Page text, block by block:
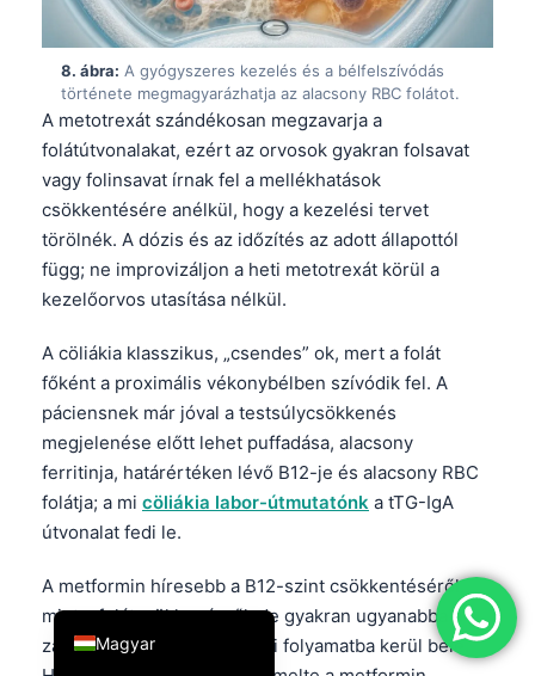
8. ábra: A gyógyszeres kezelés és a bélfelszívódás
története megmagyarázhatja az alacsony RBC folátot.
A metotrexát szándékosan megzavarja a
folátútvonalakat, ezért az orvosok gyakran folsavat
vagy folinsavat írnak fel a mellékhatások
csökkentésére anélkül, hogy a kezelési tervet
törölnék. A dózis és az időzítés az adott állapottól
függ; ne improvizáljon a heti metotrexát körül a
kezelőorvos utasítása nélkül.
A cöliákia klasszikus, „csendes” ok, mert a folát
főként a proximális vékonybélben szívódik fel. A
páciensnek már jóval a testsúlycsökkenés
megjelenése előtt lehet puffadása, alacsony
ferritinja, határértéken lévő B12-je és alacsony RBC
folátja; a mi cöliákia labor-útmutatónk a tTG-IgA
útvonalat fedi le.
A metformin híresebb a B12-szint csökkentéséről,
mint a folátcsökkenésről, de gyakran ugyanabba a
zavaros anémia-kivizsgálási folyamatba kerül bele.
Magyar
English
العربية
Français
עִבְרִית
Italiano
Español
Ελληνικά
Türkçe
Română
简体中文
فارسی
Български
Dansk
Nederlands